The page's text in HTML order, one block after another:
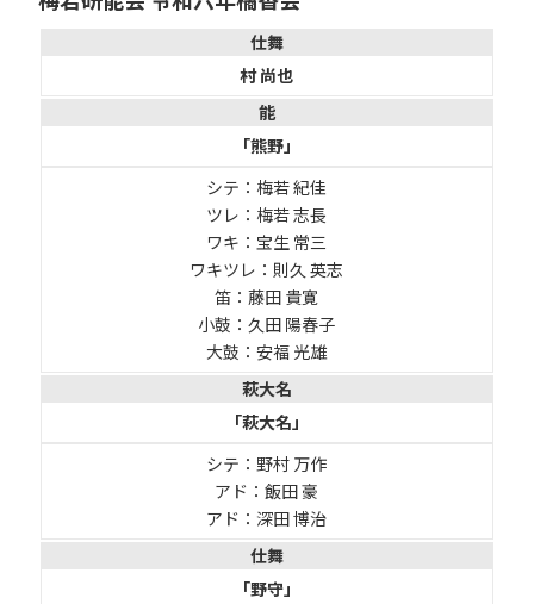
仕舞
村 尚也
能
「熊野」
シテ：梅若 紀佳
ツレ：梅若 志長
ワキ：宝生 常三
ワキツレ：則久 英志
笛：藤田 貴寛
小鼓：久田 陽春子
大鼓：安福 光雄
萩大名
「萩大名」
シテ：野村 万作
アド：飯田 豪
アド：深田 博治
仕舞
「野守」